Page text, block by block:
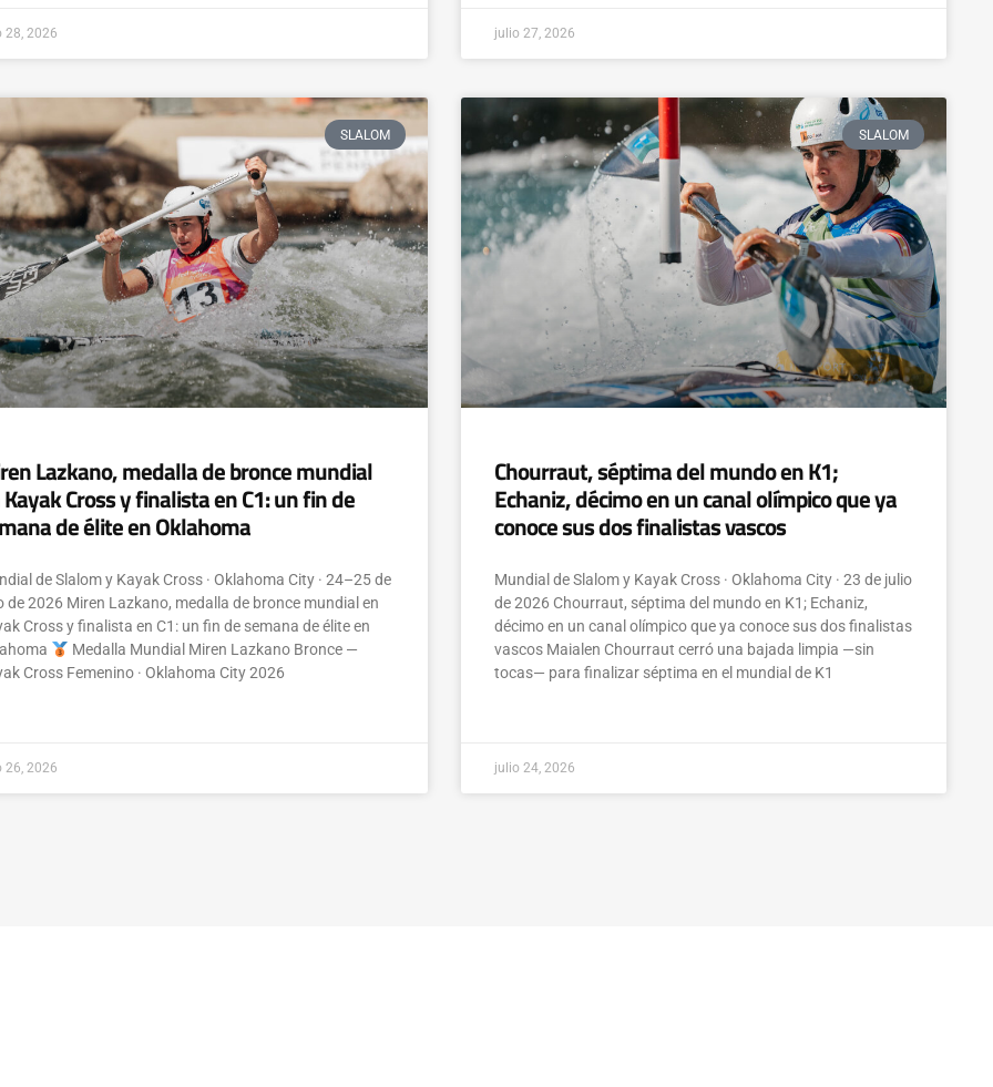
28, 2026 julio 27, 2026
SLALOM
Lazkano, medalla de bronce mundial
Cross y finalista en C1: un fin de
de élite en Oklahoma
de Slalom y Kayak Cross · Oklahoma City · 24–25 de
de 2026 Miren Lazkano, medalla de bronce mundial en
Cross y finalista en C1: un fin de semana de élite en
Medalla Mundial Miren Lazkano Bronce —
Cross Femenino · Oklahoma City 2026
26, 2026
SLALOM
Chourraut, séptima del mundo en K1;
Echaniz, décimo en un canal olímpico que ya
conoce sus dos finalistas vascos
Mundial de Slalom y Kayak Cross · Oklahoma City · 23 de julio
de 2026 Chourraut, séptima del mundo en K1; Echaniz,
décimo en un canal olímpico que ya conoce sus dos finalistas
vascos Maialen Chourraut cerró una bajada limpia —sin
tocas— para finalizar séptima en el mundial de K1
julio 24, 2026